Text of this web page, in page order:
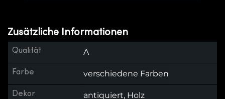
Zusätzliche Informationen
Qualität A
Farbe verschiedene Farben
Dekor antiquiert, Holz